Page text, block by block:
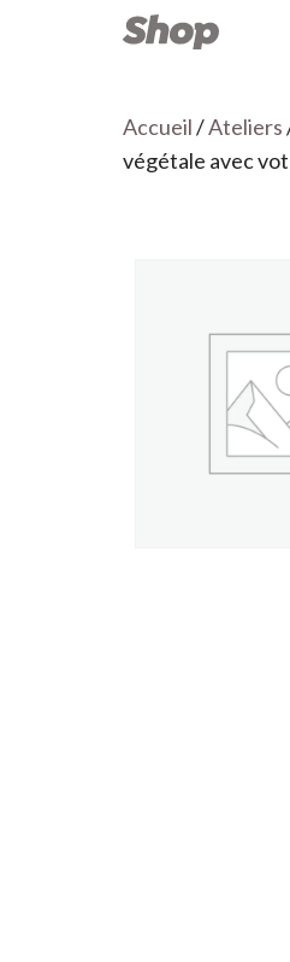
Accueil/Ateliers
végétale avec